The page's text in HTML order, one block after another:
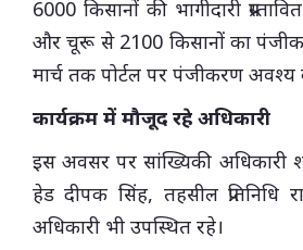
6000 किसानों की भागीदारी
और चूरू से 2100 किसानों का
मार्च तक पोर्टल पर पंजीकरण अवश्य
कार्यक्रम में मौजूद रहे अधिकारी
इस अवसर पर सांख्यिकी अधिकारी
हेड दीपक सिंह, तहसील
अधिकारी भी उपस्थित रहे।